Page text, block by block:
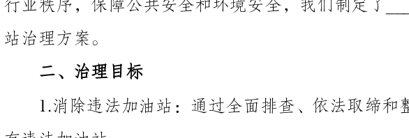
1.消除违法加油站：通过全面排查、依法取缔和整治，消除所
有违法加油站。
3.提升行业形象：借助治理工作，改善加油站行业形象，提升